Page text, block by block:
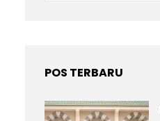
h
POS TERBARU